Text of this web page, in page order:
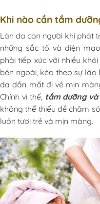
Khi nào cần tắm
Làn da con người khi phát
những sắc tố và diện
phải tiếp xúc với nhiều
bên ngoài, kéo theo sự lão
da dần mất đi vẻ mịn
Chính vì thế, tắm dưỡng
không thể thiếu để chăm
luôn tươi trẻ và mịn màng.